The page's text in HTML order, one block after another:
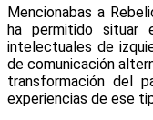
Mencionabas a
ha permitido situar
intelectuales de
de comunicación
transformación del
experiencias de ese